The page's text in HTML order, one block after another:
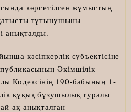
көрсетілген жұмыстың
тұтынушыны
анықталды.
кәсіпкерлік субъектісіне
Әкімшілік
Кодексінің 190-бабының 1-
құқық бұзушылық туралы
ақ анықталған